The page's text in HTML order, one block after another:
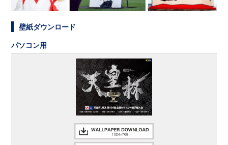
壁紙ダウンロード
パソコン用